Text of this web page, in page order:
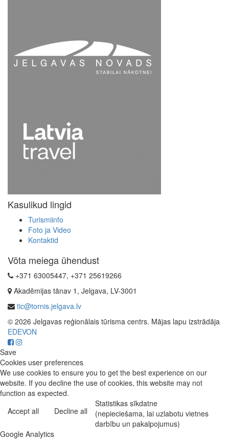
Kasulikud lingid
Turismiinfo
Foto ja Video
Kontaktid
Võta meiega ühendust
+371 63005447, +371 25619266
Akadēmijas tänav 1, Jelgava, LV-3001
tic@tornis.jelgava.lv
© 2026 Jelgavas reģionālais tūrisma centrs. Mājas lapu izstrādāja
EDEVON
Save
Cookies user preferences
We use cookies to ensure you to get the best experience on our
website. If you decline the use of cookies, this website may not
function as expected.
Accept all
Decline all
Statistikas sīkdatne
(nepieciešama, lai uzlabotu vietnes
darbību un pakalpojumus)
Google Analytics